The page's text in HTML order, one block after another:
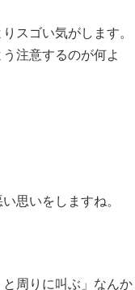
スゴい気がします。
注意するのが何よ
思いをしますね。
周りに叫ぶ」なんか